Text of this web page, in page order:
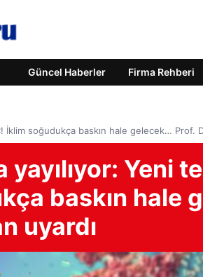
Güncel Haberler Firma Rehberi
İklim soğudukça baskın hale gelecek… Prof.
yayılıyor: Yeni
baskın hale
uyardı